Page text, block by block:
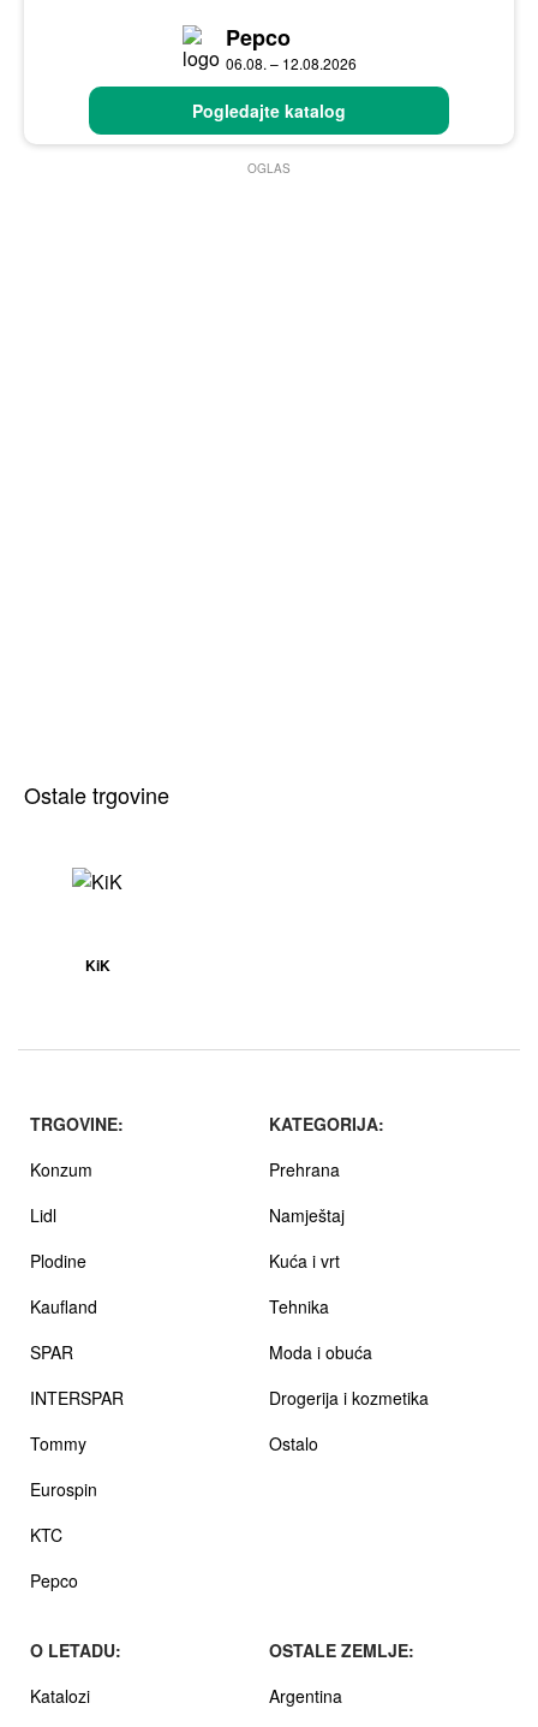
Pepco
06.08. – 12.08.2026
Pogledajte katalog
OGLAS
Ostale trgovine
KiK
TRGOVINE:
Konzum
Lidl
Plodine
Kaufland
SPAR
INTERSPAR
Tommy
Eurospin
KTC
Pepco
KATEGORIJA:
Prehrana
Namještaj
Kuća i vrt
Tehnika
Moda i obuća
Drogerija i kozmetika
Ostalo
O LETADU:
Katalozi
OSTALE ZEMLJE:
Argentina